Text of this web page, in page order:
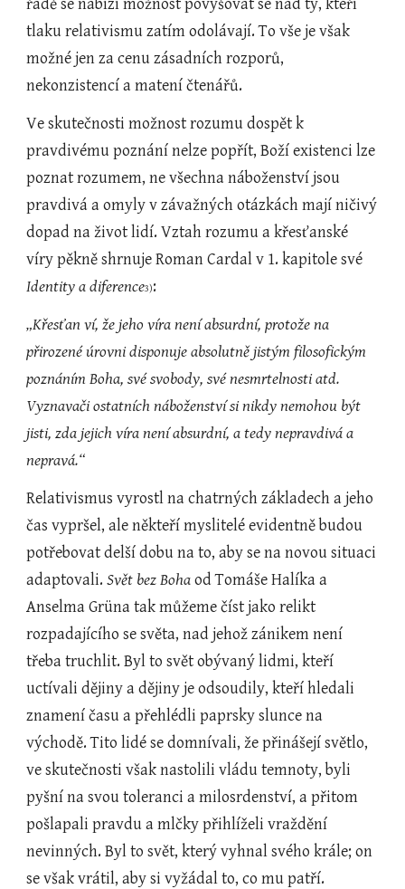
řadě se nabízí možnost povyšovat se nad ty, kteří
tlaku relativismu zatím odolávají. To vše je však
možné jen za cenu zásadních rozporů,
nekonzistencí a matení čtenářů.
Ve skutečnosti možnost rozumu dospět k
pravdivému poznání nelze popřít, Boží existenci lze
poznat rozumem, ne všechna náboženství jsou
pravdivá a omyly v závažných otázkách mají ničivý
dopad na život lidí. Vztah rozumu a křesťanské
Identity a diference3):
„Křesťan ví, že jeho víra není absurdní, protože na
přirozené úrovni disponuje absolutně jistým filosofickým
poznáním Boha, své svobody, své nesmrtelnosti atd.
Vyznavači ostatních náboženství si nikdy nemohou být
jisti, zda jejich víra není absurdní, a tedy nepravdivá a
nepravá.“
Relativismus vyrostl na chatrných základech a jeho
čas vypršel, ale někteří myslitelé evidentně budou
potřebovat delší dobu na to, aby se na novou situaci
adaptovali. Svět bez Boha od Tomáše Halíka a
Anselma Grüna tak můžeme číst jako relikt
rozpadajícího se světa, nad jehož zánikem není
třeba truchlit. Byl to svět obývaný lidmi, kteří
uctívali dějiny a dějiny je odsoudily, kteří hledali
znamení času a přehlédli paprsky slunce na
východě. Tito lidé se domnívali, že přinášejí světlo,
ve skutečnosti však nastolili vládu temnoty, byli
pyšní na svou toleranci a milosrdenství, a přitom
pošlapali pravdu a mlčky přihlíželi vraždění
nevinných. Byl to svět, který vyhnal svého krále; on
se však vrátil, aby si vyžádal to, co mu patří.